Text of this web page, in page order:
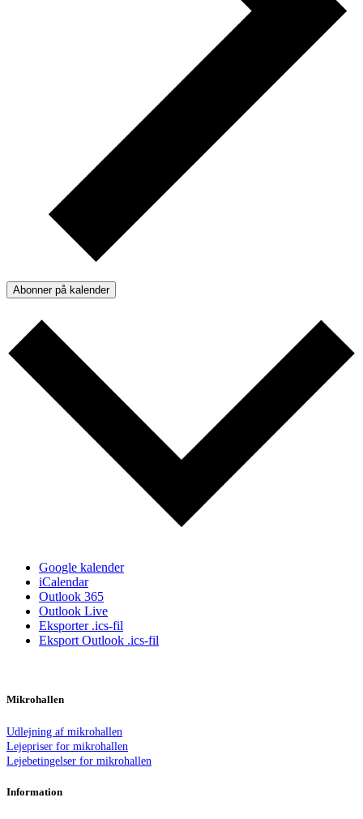
Abonner på kalender
Google kalender
iCalendar
Outlook 365
Outlook Live
Eksporter .ics-fil
Eksport Outlook .ics-fil
Mikrohallen
Udlejning af mikrohallen
Lejepriser for mikrohallen
Lejebetingelser for mikrohallen
Information